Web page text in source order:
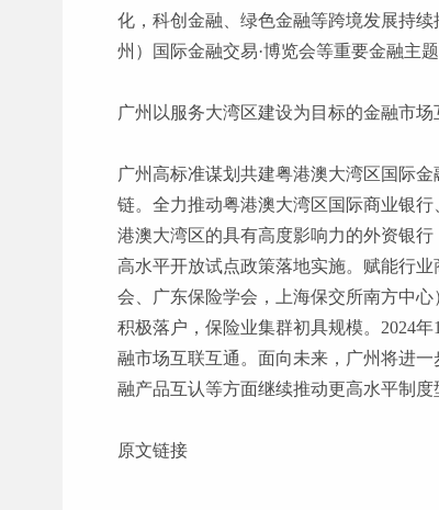
化，科创金融、绿色金融等跨境发展持
州）国际金融交易·博览会等重要金融主
广州以服务大湾区建设为目标的金融市
广州高标准谋划共建粤港澳大湾区国际
链。全力推动粤港澳大湾区国际商业银
港澳大湾区的具有高度影响力的外资银
高水平开放试点政策落地实施。赋能行
会、广东保险学会，上海保交所南方中
积极落户，保险业集群初具规模。2024
融市场互联互通。面向未来，广州将进
融产品互认等方面继续推动更高水平制
原文链接